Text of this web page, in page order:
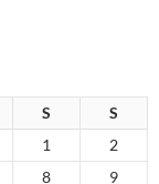
S
S
1
2
8
9